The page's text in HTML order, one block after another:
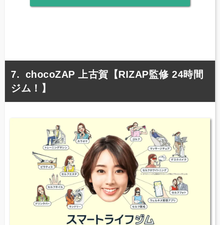
chocoZAP 上古賀【RIZAP監修 24時間
ジム！】